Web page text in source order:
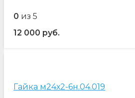
0 из 5
12 000 руб.
Гайка м24х2-6н.04.019